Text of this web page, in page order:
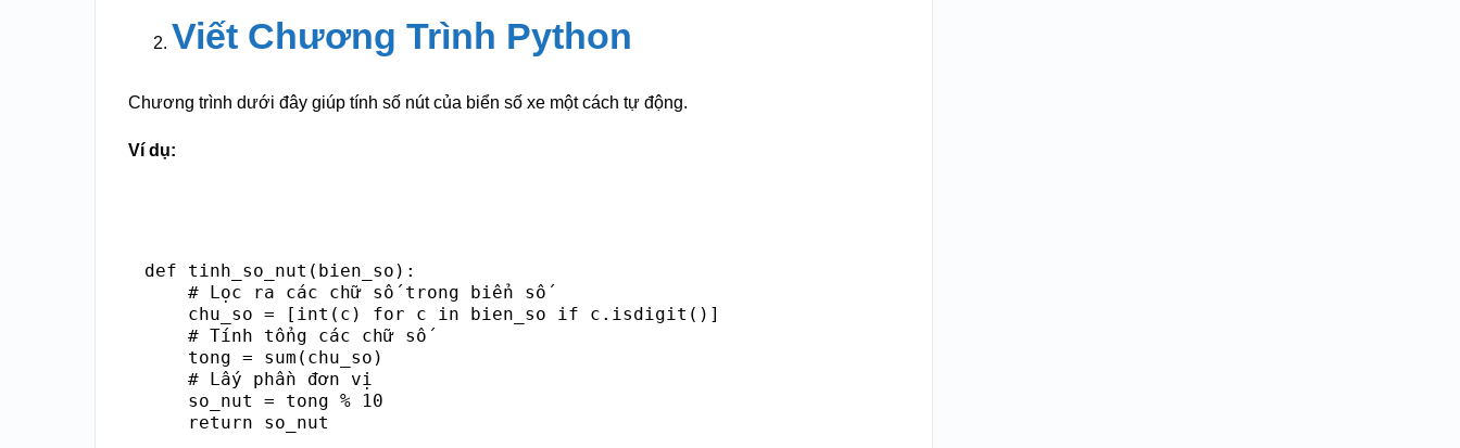
Viết Chương Trình Python
Chương trình dưới đây giúp tính số nút của biển số xe một cách tự động.
Ví dụ:
def tinh_so_nut(bien_so):
    # Lọc ra các chữ số trong biển số
    chu_so = [int(c) for c in bien_so if c.isdigit()]
    # Tính tổng các chữ số
    tong = sum(chu_so)
    # Lấy phần đơn vị
    so_nut = tong % 10
    return so_nut